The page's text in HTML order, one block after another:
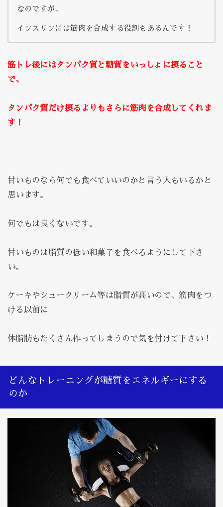
なのですが、
インスリンには筋肉を合成する役割もあるんです！
筋トレ後にはタンパク質と糖質をいっしょに摂ること
で、
タンパク質だけ摂るよりもさらに筋肉を合成してくれま
す！
甘いものなら何でも食べていいのかと言う人もいるかと
思います。
何でもは良くないです。
甘いものは脂質の低い和菓子を食べるようにして下さ
い。
ケーキやシュークリーム等は脂質が高いので、筋肉をつ
ける以前に
体脂肪もたくさん作ってしまうので気を付けて下さい！
どんなトレーニングが糖質をエネルギーにする
のか